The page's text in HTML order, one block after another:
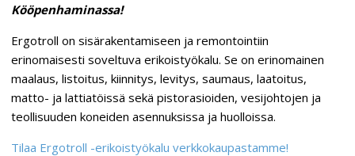
Kööpenhaminassa!
Ergotroll on sisärakentamiseen ja remontointiin
erinomaisesti soveltuva erikoistyökalu. Se on erinomainen
maalaus, listoitus, kiinnitys, levitys, saumaus, laatoitus,
matto- ja lattiatöissä sekä pistorasioiden, vesijohtojen ja
teollisuuden koneiden asennuksissa ja huolloissa.
Tilaa Ergotroll -erikoistyökalu verkkokaupastamme!